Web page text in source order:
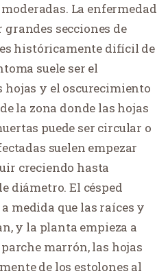
La enfermedad
secciones de
históricamente difícil de
suele ser el
y el oscurecimiento
la zona donde las hojas
puede ser circular o
suelen empezar
creciendo hasta
diámetro. El césped
medida que las raíces y
y la planta empieza a
marrón, las hojas
de los estolones al